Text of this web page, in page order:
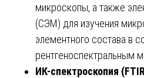
микроскопы, а также
(СЭМ) для изучения
элементного состава в
рентгеноспектральным
ИК-спектроскопия